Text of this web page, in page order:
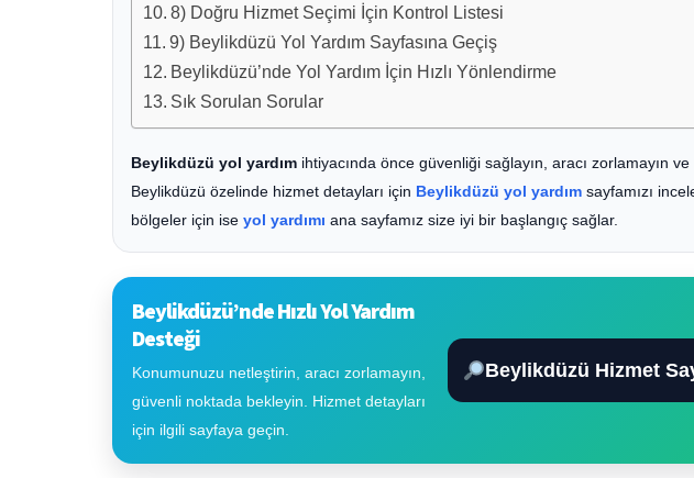
8) Doğru Hizmet Seçimi İçin Kontrol Listesi
9) Beylikdüzü Yol Yardım Sayfasına Geçiş
Beylikdüzü’nde Yol Yardım İçin Hızlı Yönlendirme
Sık Sorulan Sorular
Beylikdüzü yol yardım ihtiyacında önce güvenliği sağlayın, aracı zorlamayın
Beylikdüzü özelinde hizmet detayları için Beylikdüzü yol yardım sayfamızı
bölgeler için ise yol yardımı ana sayfamız size iyi bir başlangıç sağlar.
Beylikdüzü’nde Hızlı Yol Yardım
Desteği
Konumunuzu netleştirin, aracı zorlamayın,
güvenli noktada bekleyin. Hizmet detayları
için ilgili sayfaya geçin.
Beylikdüzü Hizmet